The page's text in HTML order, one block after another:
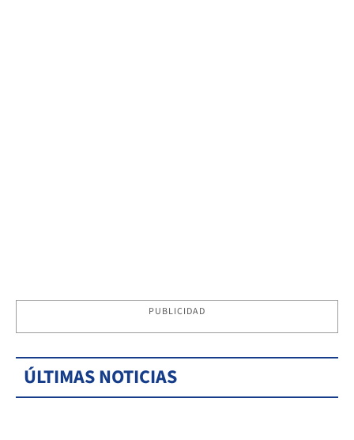
PUBLICIDAD
ÚLTIMAS NOTICIAS